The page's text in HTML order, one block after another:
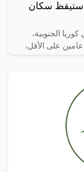
سكان
في كوريا الجنوبية،
عامين على الأقل،